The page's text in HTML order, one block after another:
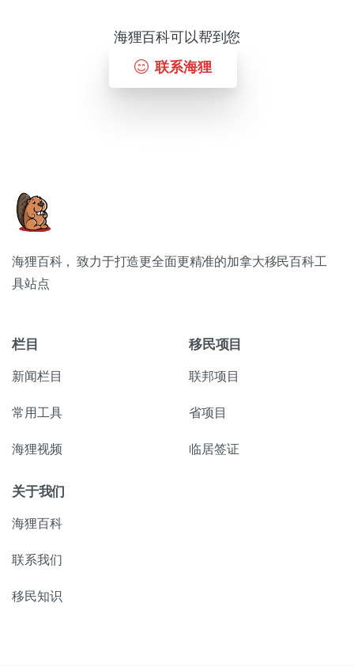
海狸百科可以帮到您
联系海狸
海狸百科， 致力于打造更全面更精准的加拿大移民百科工
具站点
栏目
新闻栏目
常用工具
海狸视频
移民项目
联邦项目
省项目
临居签证
关于我们
海狸百科
联系我们
移民知识